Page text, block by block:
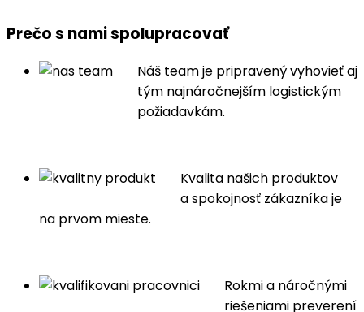
Prečo s nami spolupracovať
Náš team je pripravený vyhovieť aj
tým najnáročnejším logistickým
požiadavkám.
Kvalita našich produktov
a spokojnosť zákazníka je
na prvom mieste.
Rokmi a náročnými
riešeniami preverení